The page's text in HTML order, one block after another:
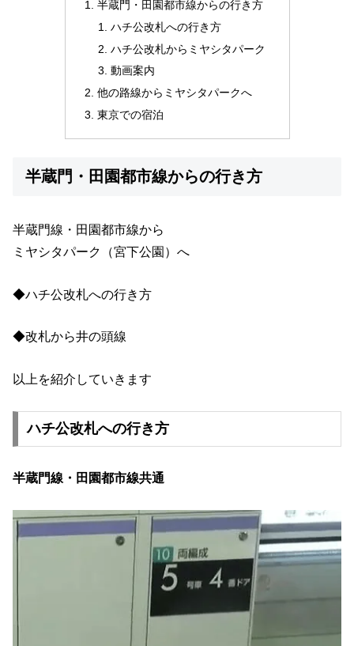
半蔵門・田園都市線からの行き方
ハチ公改札への行き方
ハチ公改札からミヤシタパーク
動画案内
他の路線からミヤシタパークへ
東京での宿泊
半蔵門・田園都市線からの行き方
半蔵門線・田園都市線から
ミヤシタパーク（宮下公園）へ
◆ハチ公改札への行き方
◆改札から井の頭線
以上を紹介していきます
ハチ公改札への行き方
半蔵門線・田園都市線共通